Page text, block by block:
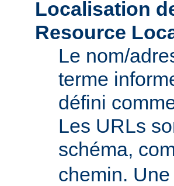
Localisation
Resource
Le nom/
terme
défini
Les URLs
schéma,
chemin.